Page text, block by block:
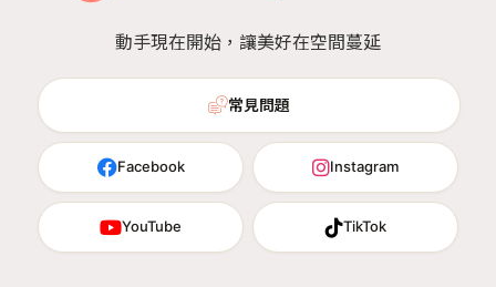
動手現在開始，讓美好在空間蔓延
常見問題
Facebook Instagram
YouTube TikTok